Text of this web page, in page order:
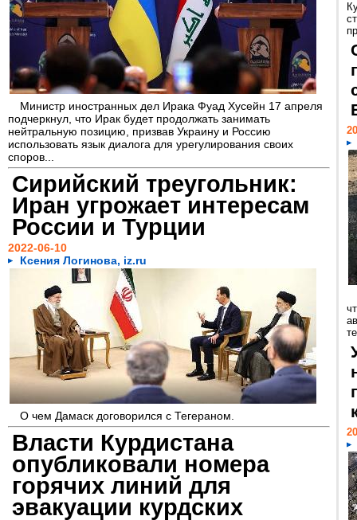
Министр иностранных дел Ирака Фуад Хусейн 17 апреля
подчеркнул, что Ирак будет продолжать занимать
нейтральную позицию, призвав Украину и Россию
использовать язык диалога для урегулирования своих
споров...
Сирийский треугольник:
Иран угрожает интересам
России и Турции
2022-06-10
Ксения Логинова, iz.ru
О чем Дамаск договорился с Тегераном.
Власти Курдистана
опубликовали номера
горячих линий для
эвакуации курдских